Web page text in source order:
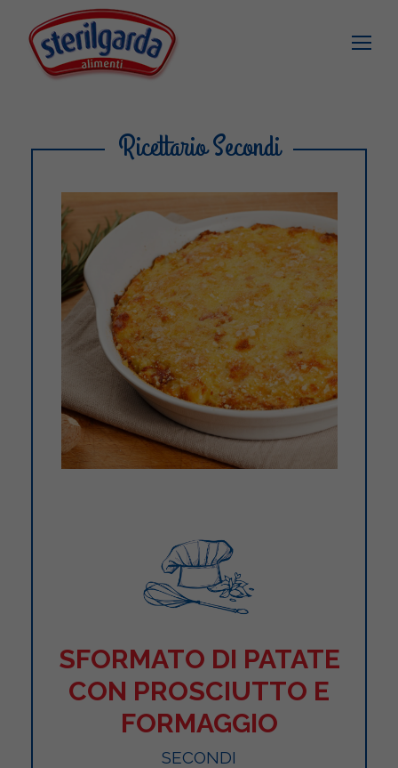
Ricettario Secondi
SFORMATO DI PATATE
CON PROSCIUTTO E
FORMAGGIO
SECONDI